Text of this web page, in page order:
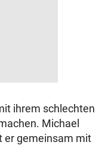
ihrem schlechten
Michael
er gemeinsam mit